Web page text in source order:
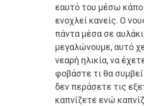
εαυτό του μέσω
ενοχλεί κανείς. Ο
πάντα μέσα σε
μεγαλώνουμε, αυτό
νεαρή ηλικία, να
φοβάστε τι θα
δεν περάσετε τις
καπνίζετε ενώ